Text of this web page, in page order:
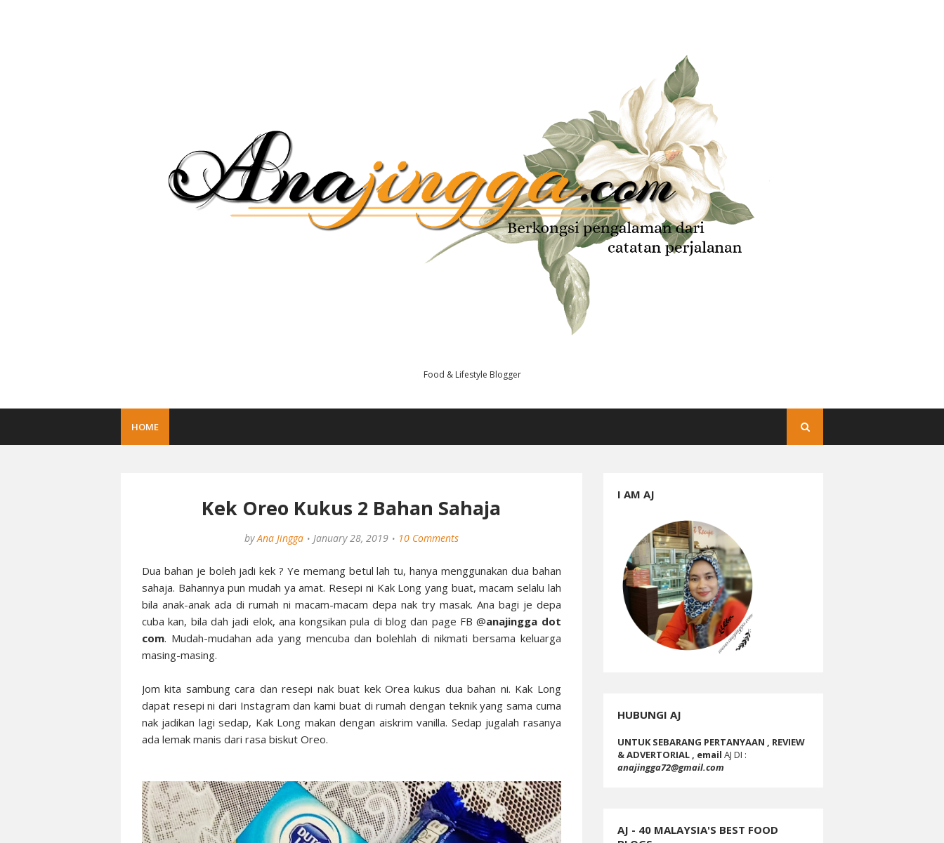
Food & Lifestyle Blogger
HOME
Kek Oreo Kukus 2 Bahan Sahaja
by Ana Jingga January 28, 2019 10 Comments
Dua bahan je boleh jadi kek ? Ye memang betul lah tu, hanya menggunakan dua bahan
sahaja. Bahannya pun mudah ya amat. Resepi ni Kak Long yang buat, macam selalu lah
bila anak-anak ada di rumah ni macam-macam depa nak try masak. Ana bagi je depa
cuba kan, bila dah jadi elok, ana kongsikan pula di blog dan page FB @anajingga dot
com. Mudah-mudahan ada yang mencuba dan bolehlah di nikmati bersama keluarga
masing-masing.
Jom kita sambung cara dan resepi nak buat kek Orea kukus dua bahan ni. Kak Long
dapat resepi ni dari Instagram dan kami buat di rumah dengan teknik yang sama cuma
nak jadikan lagi sedap, Kak Long makan dengan aiskrim vanilla. Sedap jugalah rasanya
ada lemak manis dari rasa biskut Oreo.
I AM AJ
HUBUNGI AJ
UNTUK SEBARANG PERTANYAAN , REVIEW
& ADVERTORIAL , email AJ DI :
anajingga72@gmail.com
AJ - 40 MALAYSIA'S BEST FOOD